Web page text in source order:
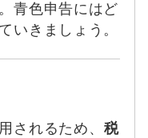
青色申告にはど
いきましょう。
されるため、 税